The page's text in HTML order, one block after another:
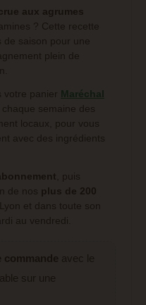
aux agrumes
? Cette recette
de saison pour une
plein de
votre panier Maréchal
chaque semaine des
locaux, pour vous
avec des ingrédients
, puis
de nos plus de 200
et dans toute son
au vendredi.
commande avec le
sur une